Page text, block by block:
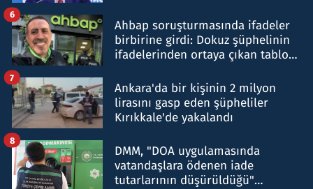
Ahbap soruşturmasında ifadeler
birbirine girdi: Dokuz şüphelinin
ifadelerinden ortaya çıkan tablo
6
Ankara'da bir kişinin 2 milyon
lirasını gasp eden şüpheliler
Kırıkkale'de yakalandı
7
DMM, "DOA uygulamasında
vatandaşlara ödenen iade
tutarlarının düşürüldüğü"
8